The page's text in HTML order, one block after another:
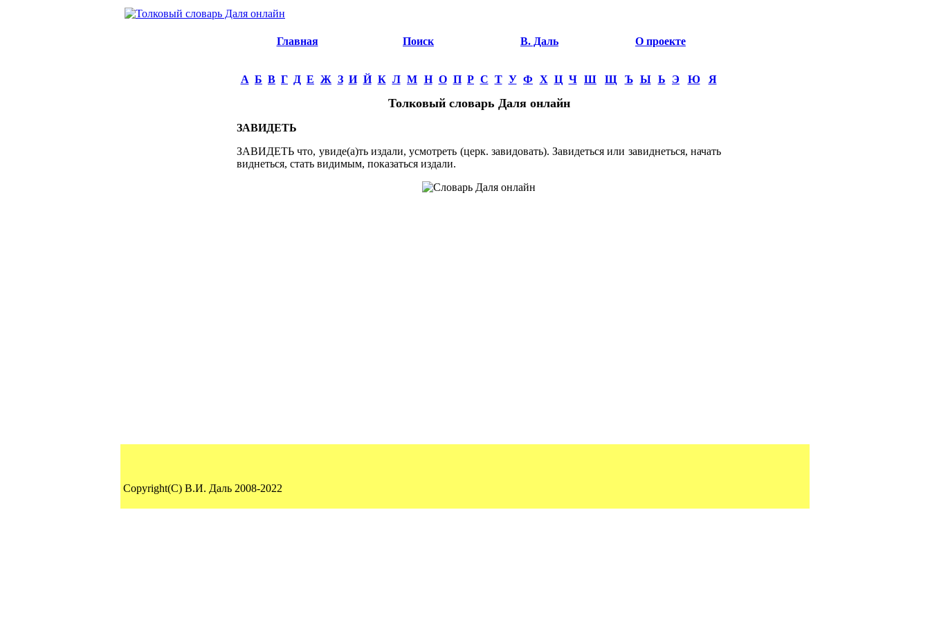
Главная Поиск В. Даль О проекте
А Б В Г Д Е Ж З И Й К Л М Н О П Р С Т У Ф Х Ц Ч Ш Щ Ъ Ы Ь Э Ю Я
Толковый словарь Даля онлайн
ЗАВИДЕТЬ
ЗАВИДЕТЬ что, увиде(а)ть издали, усмотреть (церк. завидовать). Завидеться или завиднеться, начать
виднеться, стать видимым, показаться издали.
Copyright(C) В.И. Даль 2008-2022